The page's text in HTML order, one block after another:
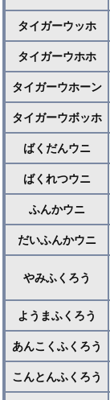
タイガーウッホ
タイガーウホホ
タイガーウホーン
タイガーウボッホ
ばくだんウニ
ばくれつウニ
ふんかウニ
だいふんかウニ
やみふくろう
ようまふくろう
あんこくふくろう
こんとんふくろう